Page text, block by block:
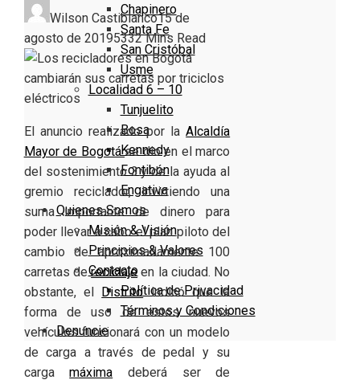
Chapinero
Santa Fe
San Cristóbal
Usme
Localidad 6 – 10
Tunjuelito
Bosa
Kennedy
Fontibón
Engativa
Quienes Somos
Misión & Visión
Principios & Valores
Contacto
Política de Privacidad
Términos y Condiciones
Denuncie
Wilson Castiblanco15 de
agosto de 20195332 Mins Read
El anuncio realizado por laAlcaldía
Mayor de Bogotáse dio en el marco
del sostenimiento 3.y de la ayuda al
gremio reciclador, invirtiendo una
suma importante de dinero para
poder llevar a cabo el plan piloto del
cambio de aproximadamente 100
carretas dereciclajeen la ciudad. No
obstante, el Distritoindicó que la
forma de uso de estos nuevos
vehículos funcionará con un modelo
de carga a través de pedal y su
cargamáxima deberá ser de